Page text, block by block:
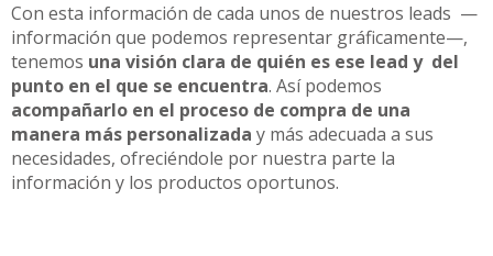
Con esta información de cada unos de nuestros leads —
información que podemos representar gráficamente—,
tenemos una visión clara de quién es ese lead y del
punto en el que se encuentra. Así podemos
acompañarlo en el proceso de compra de una
manera más personalizada y más adecuada a sus
necesidades, ofreciéndole por nuestra parte la
información y los productos oportunos.